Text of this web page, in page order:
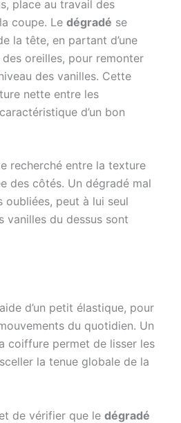
place au travail des
coupe. Le dégradé se
la tête, en partant d’une
oreilles, pour remonter
des vanilles. Cette
nette entre les
d’un bon
recherché entre la texture
des côtés. Un dégradé mal
oubliées, peut à lui seul
vanilles du dessus sont
d’un petit élastique, pour
du quotidien. Un
coiffure permet de lisser les
la tenue globale de la
de vérifier que le dégradé